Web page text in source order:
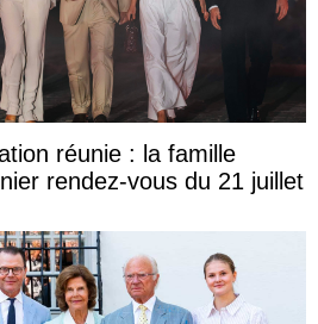
réunie : la famille
rendez-vous du 21 juillet